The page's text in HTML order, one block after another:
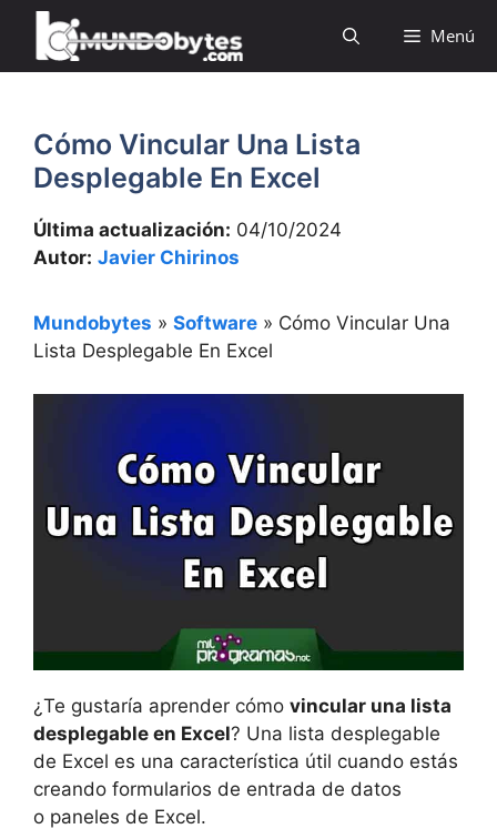
Saltar
contenido
Menú
Cómo Vincular Una Lista
Desplegable En Excel
Última actualización: 04/10/2024
Autor: Javier Chirinos
Mundobytes » Software » Cómo Vincular Una
Lista Desplegable En Excel
¿Te gustaría aprender cómo vincular una lista
desplegable en Excel? Una lista desplegable
de Excel es una característica útil cuando estás
creando formularios de entrada de datos
o paneles de Excel.